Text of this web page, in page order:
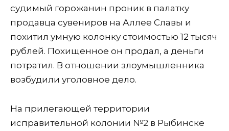
судимый горожанин проник в палатку
продавца сувениров на Аллее Славы и
похитил умную колонку стоимостью 12 тысяч
рублей. Похищенное он продал, а деньги
потратил. В отношении злоумышленника
возбудили уголовное дело.
На прилегающей территории
исправительной колонии №2 в Рыбинске